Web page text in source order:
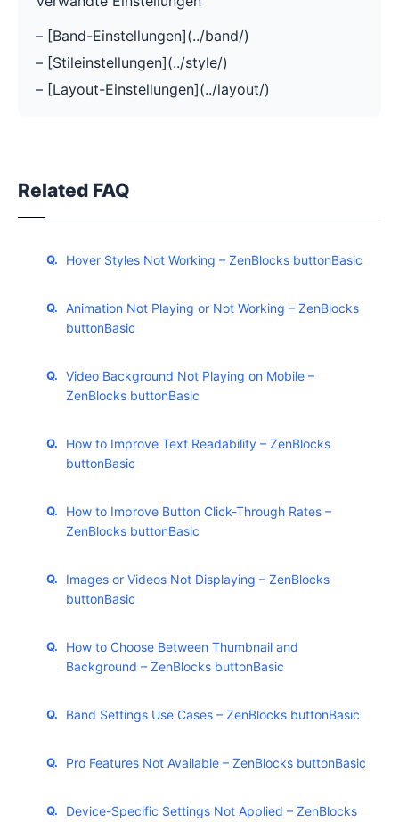
– [Band-Einstellungen](../band/)
– [Stileinstellungen](../style/)
– [Layout-Einstellungen](../layout/)
Related FAQ
Hover Styles Not Working – ZenBlocks buttonBasic
Animation Not Playing or Not Working – ZenBlocks
buttonBasic
Video Background Not Playing on Mobile –
ZenBlocks buttonBasic
How to Improve Text Readability – ZenBlocks
buttonBasic
How to Improve Button Click-Through Rates –
ZenBlocks buttonBasic
Images or Videos Not Displaying – ZenBlocks
buttonBasic
How to Choose Between Thumbnail and
Background – ZenBlocks buttonBasic
Band Settings Use Cases – ZenBlocks buttonBasic
Pro Features Not Available – ZenBlocks buttonBasic
Device-Specific Settings Not Applied – ZenBlocks